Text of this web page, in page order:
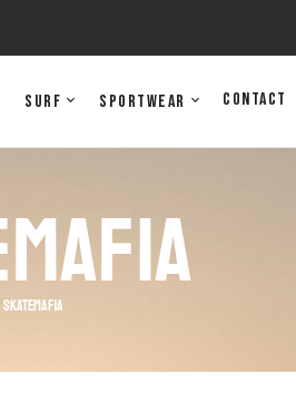
Surf Sportwear Contact
Skatemafia